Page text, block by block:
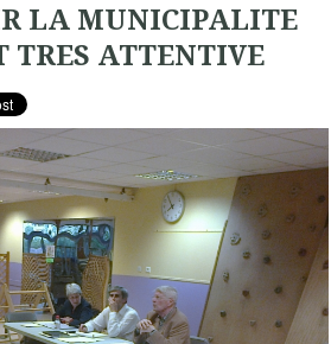
LA MUNICIPALITE
ATTENTIVE